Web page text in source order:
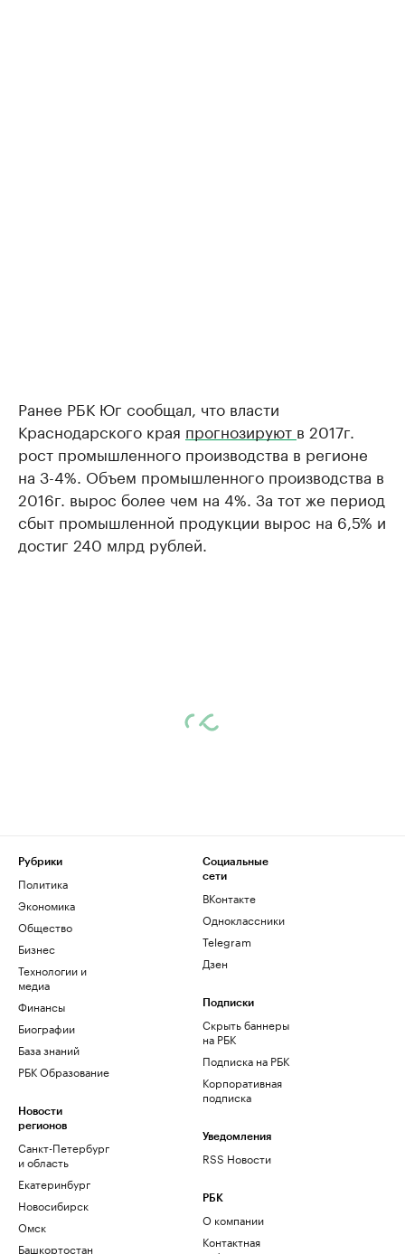
Ранее РБК Юг сообщал, что власти
Краснодарского края прогнозируют в 2017г.
рост промышленного производства в регионе
на 3-4%. Объем промышленного производства в
2016г. вырос более чем на 4%. За тот же период
сбыт промышленной продукции вырос на 6,5% и
достиг 240 млрд рублей.
Рубрики
Политика
Экономика
Общество
Бизнес
Технологии и
медиа
Финансы
Биографии
База знаний
РБК Образование
Новости
регионов
Санкт-Петербург
и область
Екатеринбург
Новосибирск
Омск
Башкортостан
Социальные
сети
ВКонтакте
Одноклассники
Telegram
Дзен
Подписки
Скрыть баннеры
на РБК
Подписка на РБК
Корпоративная
подписка
Уведомления
RSS Новости
РБК
О компании
Контактная